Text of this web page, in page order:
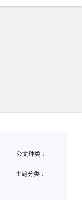
公文种类：
主题分类：